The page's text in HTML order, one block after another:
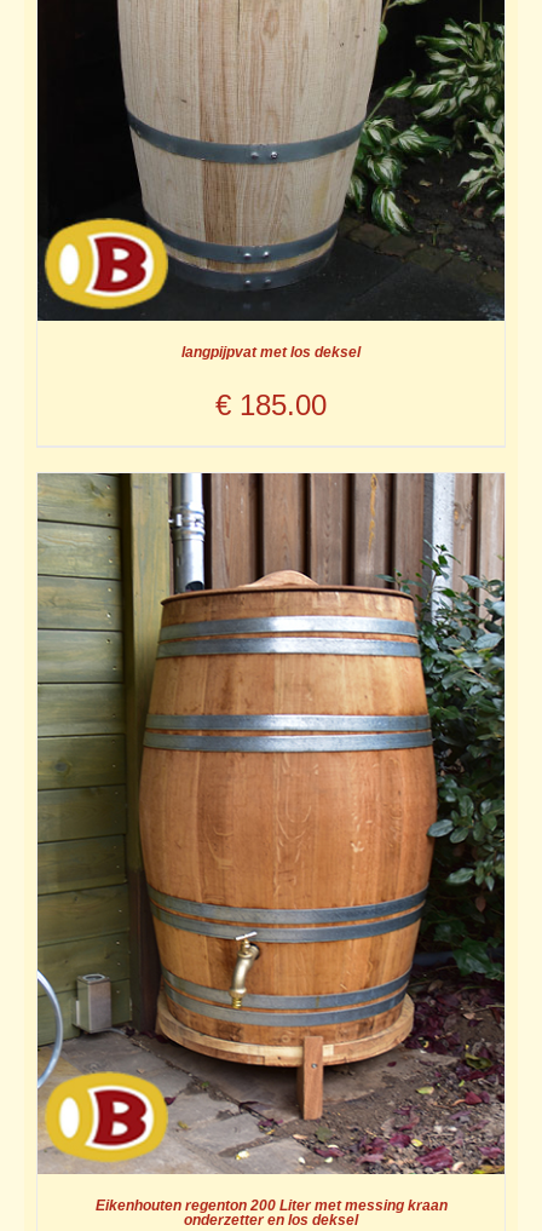
langpijpvat met los deksel
€ 185.00
Eikenhouten regenton 200 Liter met messing kraan
onderzetter en los deksel